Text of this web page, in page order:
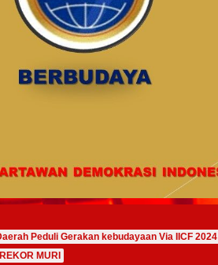
Peduli Gerakan kebudayaan Via IICF 2024
REKOR MURI